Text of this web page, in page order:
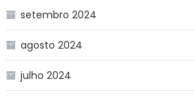
setembro 2024
agosto 2024
julho 2024